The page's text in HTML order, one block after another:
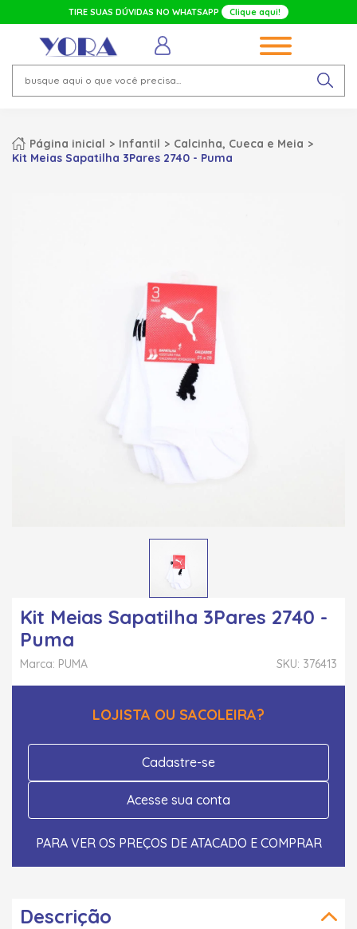
TIRE SUAS DÚVIDAS NO WHATSAPP Clique aqui!
Página inicial Infantil
Calcinha, Cueca e Meia
Kit Meias Sapatilha 3Pares 2740 - Puma
Kit Meias Sapatilha 3Pares 2740 -
Puma
SKU: 376413
Marca: PUMA
LOJISTA OU SACOLEIRA?
Cadastre-se
Acesse sua conta
PARA VER OS PREÇOS DE ATACADO E COMPRAR
Descrição